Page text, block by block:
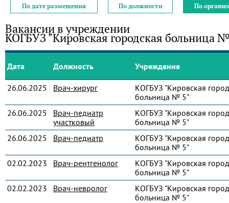
По дате размещения По должности По
Вакансии в учреждении
КОГБУЗ "Кировская городская больница
Дата Должность Учреждение
26.06.2025 Врач-хирург
КОГБУЗ "Кировская
больница № 5"
26.06.2025
Врач-педиатр
участковый
КОГБУЗ "Кировская
больница № 5"
26.06.2025
Врач-педиатр
КОГБУЗ "Кировская
больница № 5"
02.02.2023
Врач-рентгенолог
КОГБУЗ "Кировская
больница № 5"
02.02.2023
Врач-невролог
КОГБУЗ "Кировская
больница № 5"